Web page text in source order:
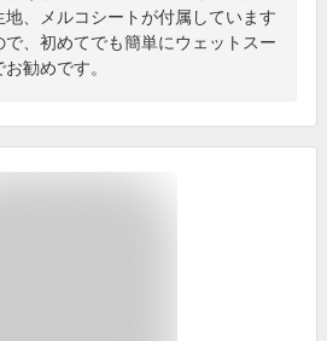
、メルコシートが付属しています
で、初めてでも簡単にウェットスー
勧めです。